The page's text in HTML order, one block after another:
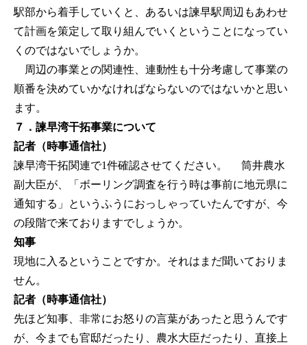
駅部から着手していくと、あるいは諫早駅周辺もあわせ
て計画を策定して取り組んでいくということになってい
くのではないでしょうか。
周辺の事業との関連性、連動性も十分考慮して事業の
順番を決めていかなければならないのではないかと思い
ます。
７．諫早湾干拓事業について
記者（時事通信社）
諫早湾干拓関連で1件確認させてください。 筒井農水
副大臣が、「ボーリング調査を行う時は事前に地元県に
通知する」というふうにおっしゃっていたんですが、今
の段階で来ておりますでしょうか。
知事
現地に入るということですか。それはまだ聞いておりま
せん。
記者（時事通信社）
先ほど知事、非常にお怒りの言葉があったと思うんです
が、今までも官邸だったり、農水大臣だったり、直接上